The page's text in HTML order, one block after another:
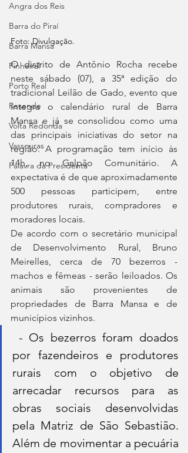
Angra dos Reis
Barra do Piraí
Barra Mansa
Pinheiral
Porto Real
Resende
Volta Redonda
Vassouras
Palavra da Presidenta
Foto: Divulgação.
O distrito de Antônio Rocha recebe
neste sábado (07), a 35ª edição do
tradicional Leilão de Gado, evento que
integra o calendário rural de Barra
Mansa e já se consolidou como uma
das principais iniciativas do setor na
região. A programação tem início às
14h, no Galpão Comunitário. A
expectativa é de que aproximadamente
500 pessoas participem, entre
produtores rurais, compradores e
moradores locais.
De acordo com o secretário municipal
de Desenvolvimento Rural, Bruno
Meirelles, cerca de 70 bezerros -
machos e fêmeas - serão leiloados. Os
animais são provenientes de
propriedades de Barra Mansa e de
municípios vizinhos.
- Os bezerros foram doados
por fazendeiros e produtores
rurais com o objetivo de
arrecadar recursos para as
obras sociais desenvolvidas
pela Matriz de São Sebastião.
Além de movimentar a pecuária